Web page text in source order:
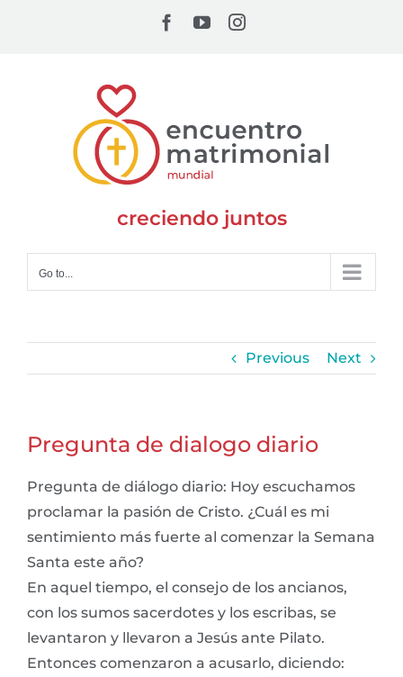
Facebook
YouTubeInstagram
creciendo juntos
Go to...
Previous Next
Pregunta de dialogo diario
Pregunta de diálogo diario: Hoy escuchamos
proclamar la pasión de Cristo. ¿Cuál es mi
sentimiento más fuerte al comenzar la Semana
Santa este año?
En aquel tiempo, el consejo de los ancianos,
con los sumos sacerdotes y los escribas, se
levantaron y llevaron a Jesús ante Pilato.
Entonces comenzaron a acusarlo, diciendo: